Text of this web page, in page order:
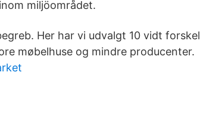
miljöområdet.
Her har vi udvalgt 10 vidt
møbelhuse og mindre producenter.